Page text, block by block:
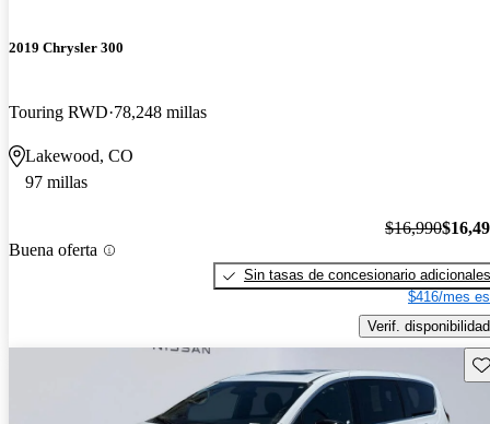
2019 Chrysler 300
Touring RWD 78,248 millas
Lakewood, CO
97 millas
Buena oferta
$16,990
Sin tasas de concesionario adicionales
$416/mes
Verif. disponibilidad